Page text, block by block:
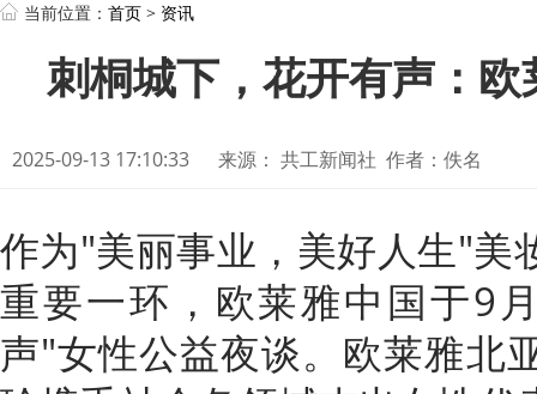
当前位置： 首页 > 资讯
刺桐城下，花开有声：
2025-09-13 17:10:33 来源： 共工新闻社 作者：佚名
作为"美丽事业，美好人生"美
重要一环，欧莱雅中国于9
声"女性公益夜谈。欧莱雅北